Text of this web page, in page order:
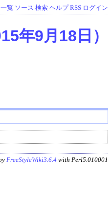
一覧 ソース 検索 ヘルプ RSS ログイン
年9月18日）
FreeStyleWiki3.6.4 with Perl5.010001